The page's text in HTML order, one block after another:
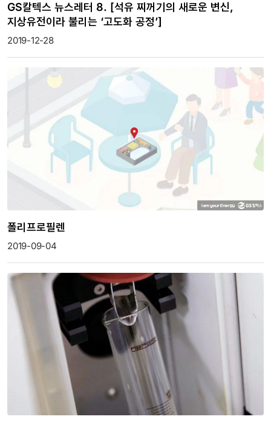
GS칼텍스 뉴스레터 8. [석유 찌꺼기의 새로운 변신,
지상유전이라 불리는 ‘고도화 공정’]
2019-12-28
폴리프로필렌
2019-09-04